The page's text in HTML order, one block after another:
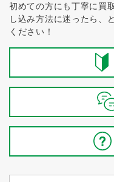
初めての方にも丁寧に買
し込み方法に迷ったら、
ください！